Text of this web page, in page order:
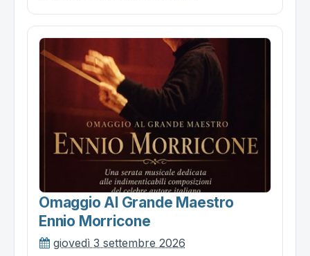
Omaggio Al Grande Maestro
Ennio Morricone
giovedì 3 settembre 2026